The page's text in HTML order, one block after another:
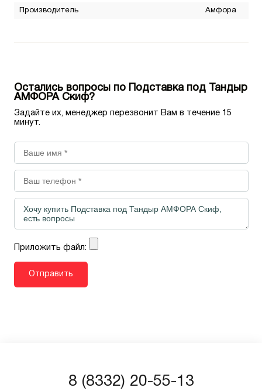
Производитель Амфора
Остались вопросы по Подставка под Тандыр
АМФОРА Скиф?
Задайте их, менеджер перезвонит Вам в течение 15
минут.
Приложить файл:
8 (8332) 20-55-13